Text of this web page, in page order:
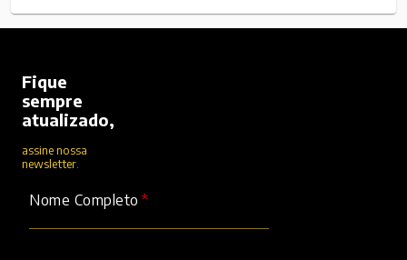
Fique
sempre
atualizado,
assine nossa
newsletter.
Nome Completo